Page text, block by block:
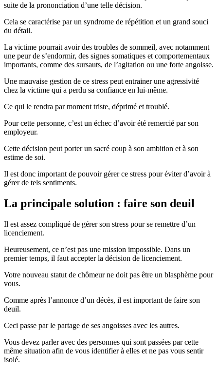
suite de la prononciation d’une telle décision.
Cela se caractérise par un syndrome de répétition et un grand souci
du détail.
La victime pourrait avoir des troubles de sommeil, avec notamment
une peur de s’endormir, des signes somatiques et comportementaux
importants, comme des sursauts, de l’agitation ou une forte angoisse.
Une mauvaise gestion de ce stress peut entrainer une agressivité
chez la victime qui a perdu sa confiance en lui-même.
Ce qui le rendra par moment triste, déprimé et troublé.
Pour cette personne, c’est un échec d’avoir été remercié par son
employeur.
Cette décision peut porter un sacré coup à son ambition et à son
estime de soi.
Il est donc important de pouvoir gérer ce stress pour éviter d’avoir à
gérer de tels sentiments.
La principale solution : faire son deuil
Il est assez compliqué de gérer son stress pour se remettre d’un
licenciement.
Heureusement, ce n’est pas une mission impossible. Dans un
premier temps, il faut accepter la décision de licenciement.
Votre nouveau statut de chômeur ne doit pas être un blasphème pour
vous.
Comme après l’annonce d’un décès, il est important de faire son
deuil.
Ceci passe par le partage de ses angoisses avec les autres.
Vous devez parler avec des personnes qui sont passées par cette
même situation afin de vous identifier à elles et ne pas vous sentir
isolé.